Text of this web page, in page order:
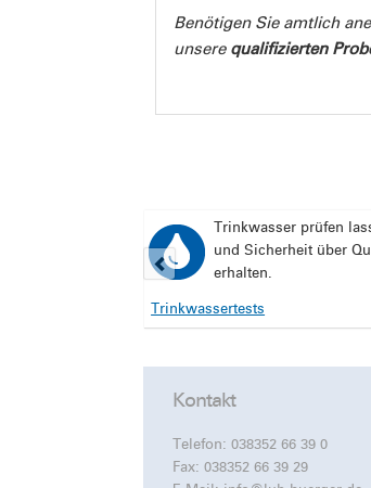
Benötigen Sie amtlich
unsere qualifizierten
Trinkwasser prüfen
und Sicherheit über
erhalten.
Trinkwassertests
Kontakt
Telefon: 038352 66 39 0
Fax: 038352 66 39 29